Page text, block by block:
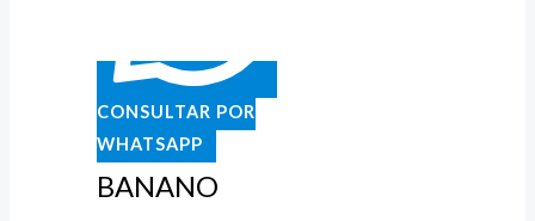
CONSULTAR POR
WHATSAPP
BANANO